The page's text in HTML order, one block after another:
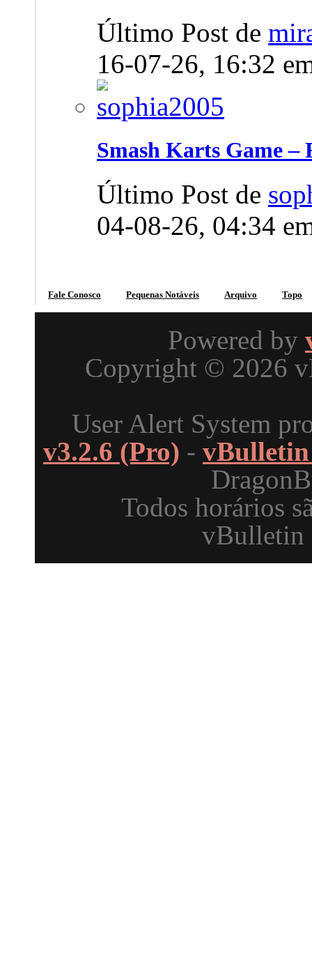
Último Post de
16-07-26, 16:32
Smash Karts Game –
Último Post de
04-08-26, 04:34
Fale Conosco Pequenas Notáveis Arquivo Topo
Powered by
Copyright © 2026
User Alert System
v3.2.6 (Pro) -
Todos horários